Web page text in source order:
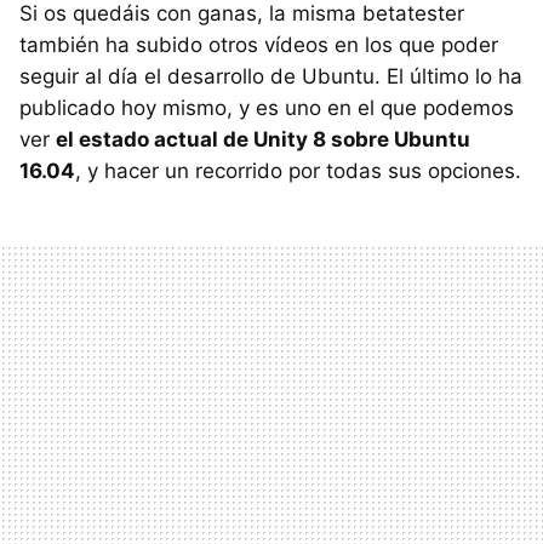
Si os quedáis con ganas, la misma betatester
también ha subido otros vídeos en los que poder
seguir al día el desarrollo de Ubuntu. El último lo ha
publicado hoy mismo, y es uno en el que podemos
ver el estado actual de Unity 8 sobre Ubuntu
16.04, y hacer un recorrido por todas sus opciones.